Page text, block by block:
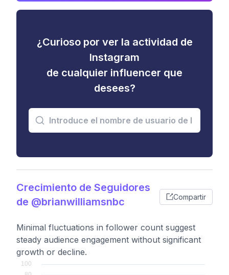
¿Curioso por ver la actividad de
Instagram
de cualquier influencer que
desees?
Crecimiento de Seguidores
de @brianwilliamsnbc
Compartir
Minimal fluctuations in follower count suggest
steady audience engagement without significant
growth or decline.